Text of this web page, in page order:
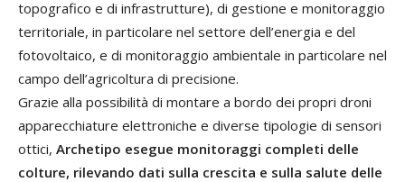
topografico e di infrastrutture), di gestione e monitoraggio
territoriale, in particolare nel settore dell’energia e del
fotovoltaico, e di monitoraggio ambientale in particolare nel
campo dell’agricoltura di precisione.
Grazie alla possibilità di montare a bordo dei propri droni
apparecchiature elettroniche e diverse tipologie di sensori
ottici, Archetipo esegue monitoraggi completi delle
colture, rilevando dati sulla crescita e sulla salute delle